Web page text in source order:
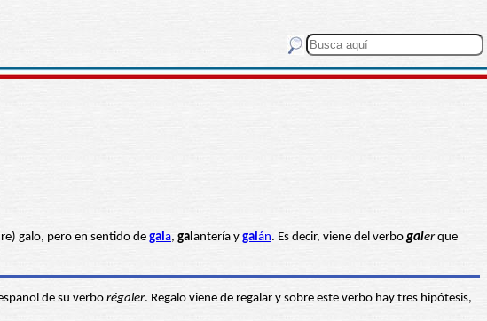
galo, pero en sentido de gala, galantería y galán. Es decir, viene del verbogalerque
de su verbo régaler. Regalo viene de regalar y sobre este verbo hay tres hipótesis,